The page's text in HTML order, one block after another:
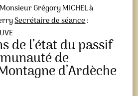
Grégory MICHEL à
Secrétaire de séance:
de l’état du passif
de
d’Ardèche